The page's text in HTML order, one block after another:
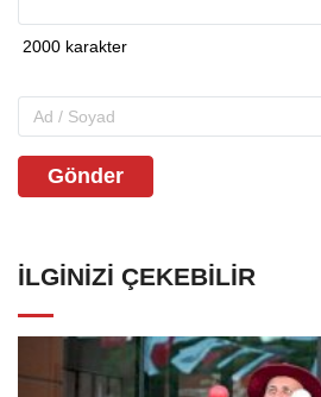
Gönder
İLGINIZI ÇEKEBILIR